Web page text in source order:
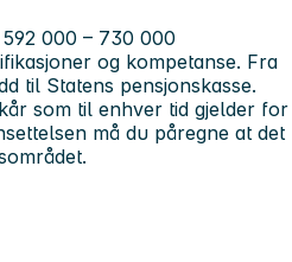
000 – 730 000
og kompetanse. Fra
til Statens pensjonskasse.
som til enhver tid gjelder for
må du påregne at det